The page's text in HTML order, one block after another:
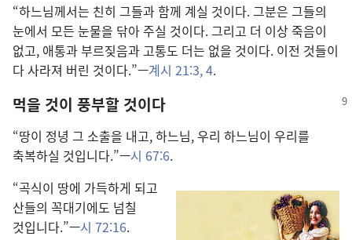
“하느님께서는 친히 그들과 함께 계실 것이다. 그분은 그들의
눈에서 모든 눈물을 닦아 주실 것이다. 그리고 더 이상 죽음이
없고, 애통과 부르짖음과 고통도 더는 없을 것이다. 이전 것들이
다 사라져 버린 것이다.”—계시 21:3, 4.
먹을 것이 풍부할 것이다
“땅이 정녕 그 소출을 내고, 하느님, 우리 하느님이 우리를
축복하실 것입니다.”—시 67:6.
“곡식이 땅에 가득하게 되고
산들의 꼭대기에도 넘칠
것입니다.”—시 72:16.